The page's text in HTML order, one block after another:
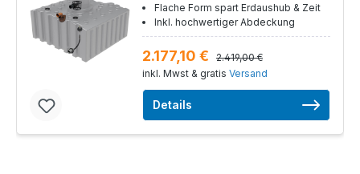
Flache Form spart Erdaushub & Zeit
Inkl. hochwertiger Abdeckung
2.177,10 €
2.419,00 €
inkl. Mwst & gratis Versand
Details